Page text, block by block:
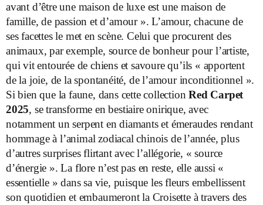
avant d’être une maison de luxe est une maison de
famille, de passion et d’amour ». L’amour, chacune de
ses facettes le met en scène. Celui que procurent des
animaux, par exemple, source de bonheur pour l’artiste,
qui vit entourée de chiens et savoure qu’ils « apportent
de la joie, de la spontanéité, de l’amour inconditionnel ».
Si bien que la faune, dans cette collectionRed Carpet
2025, se transforme en bestiaire onirique, avec
notamment un serpent en diamants et émeraudes rendant
hommage à l’animal zodiacal chinois de l’année, plus
d’autres surprises flirtant avec l’allégorie, « source
d’énergie ». La flore n’est pas en reste, elle aussi «
essentielle » dans sa vie, puisque les fleurs embellissent
son quotidien et embaumeront la Croisette à travers des